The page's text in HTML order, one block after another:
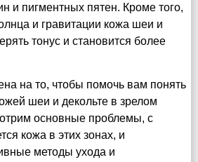
и пигментных пятен. Кроме того,
и гравитации кожа шеи и
тонус и становится более
на то, чтобы помочь вам понять
шеи и декольте в зрелом
основные проблемы, с
кожа в этих зонах, и
методы ухода и